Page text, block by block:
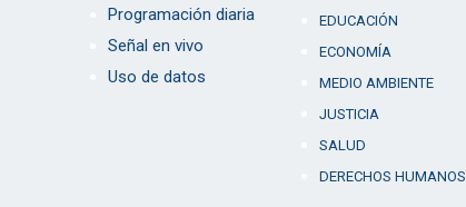
Programación diaria
Señal en vivo
Uso de datos
EDUCACIÓN
ECONOMÍA
MEDIO AMBIENTE
JUSTICIA
SALUD
DERECHOS HUMANOS